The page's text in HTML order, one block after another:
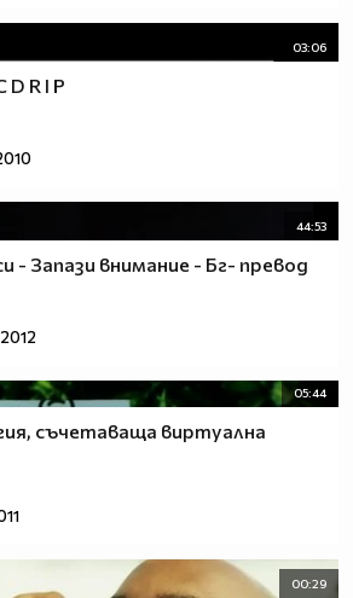
03:06
R I P
44:53
- Запази внимание - Бг- превод
05:44
съчетаваща виртуална
00:29